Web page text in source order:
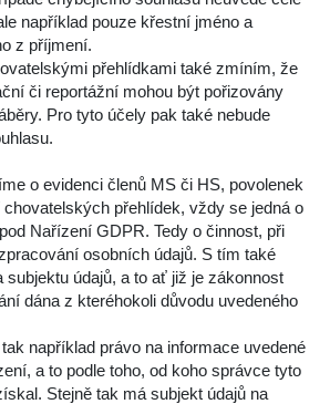
například pouze křestní jméno a
z příjmení.
přehlídkami také zmíním, že
či reportážní mohou být pořizovány
Pro tyto účely pak také nebude
o evidenci členů MS či HS, povolenek
chovatelských přehlídek, vždy se jedná o
Nařízení GDPR. Tedy o činnost, při
osobních údajů. S tím také
údajů, a to ať již je zákonnost
dána z kteréhokoli důvodu uvedeného
například právo na informace uvedené
a to podle toho, od koho správce tyto
Stejně tak má subjekt údajů na